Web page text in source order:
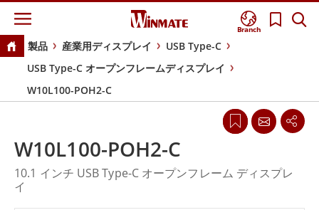
Branch
製品 産業用ディスプレイ
USB Type-C
USB Type-C オープンフレームディスプレイ
W10L100-POH2-C
W10L100-POH2-C
10.1 インチ USB Type-C オープンフレーム ディスプレ
イ